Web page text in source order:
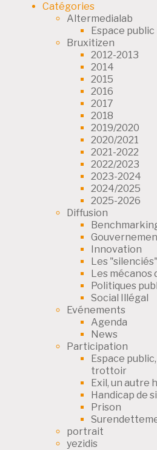
Catégories
Altermedialab
Espace public
Bruxitizen
2012-2013
2014
2015
2016
2017
2018
2019/2020
2020/2021
2021-2022
2022/2023
2023-2024
2024/2025
2025-2026
Diffusion
Innovation
Les "silenciés"
Les mécanos
Politiques
Social Illégal
Evénements
Agenda
News
Participation
Espace
trottoir
Exil, un autre
Handicap de
Prison
portrait
yezidis